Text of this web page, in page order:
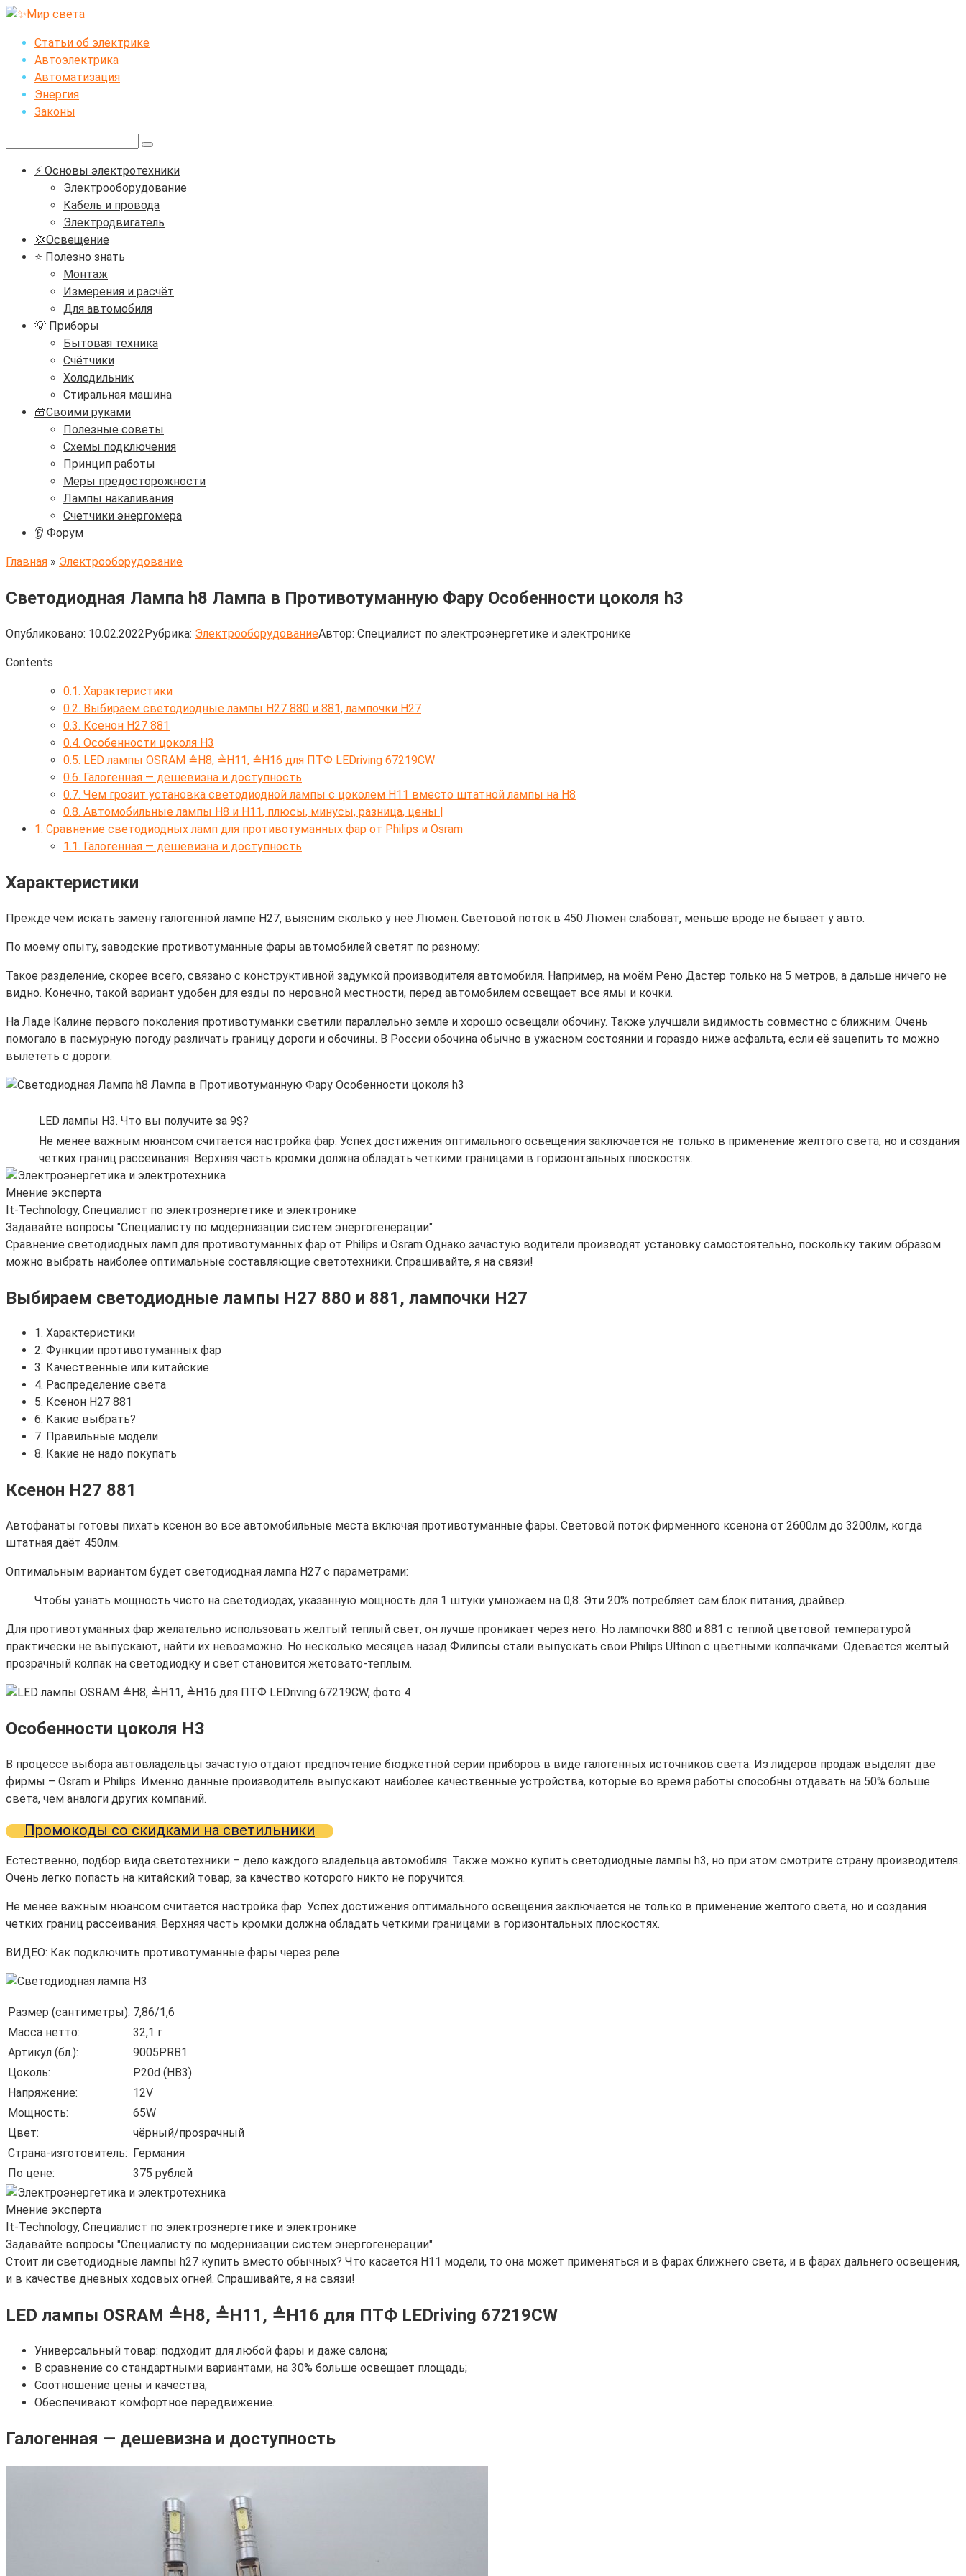
Перейти
контентуСтатьи об электрике
Автоэлектрика
Автоматизация
Энергия
Законы
⚡ Основы электротехники
Электрооборудование
Кабель и провода
Электродвигатель
💢Освещение
⭐ Полезно знать
Монтаж
Измерения и расчёт
Для автомобиля
💡 Приборы
Бытовая техника
Счётчики
Холодильник
Стиральная машина
🧰Своими руками
Полезные советы
Схемы подключения
Принцип работы
Меры предосторожности
Лампы накаливания
Счетчики энергомера
👂 Форум
Главная » Электрооборудование
Светодиодная Лампа h8 Лампа в Противотуманную Фару Особенности цоколя h3
Опубликовано: 10.02.2022Рубрика: ЭлектрооборудованиеАвтор: Cпециалист по электроэнергетике и электронике
Contents
0.1. Характеристики
0.2. Выбираем светодиодные лампы H27 880 и 881, лампочки Н27
0.3. Ксенон H27 881
0.4. Особенности цоколя H3
0.5. LED лампы OSRAM ≜H8, ≜H11, ≜H16 для ПТФ LEDriving 67219CW
0.6. Галогенная — дешевизна и доступность
0.7. Чем грозит установка светодиодной лампы с цоколем H11 вместо штатной лампы на H8
0.8. Автомобильные лампы Н8 и Н11, плюсы, минусы, разница, цены |
1. Сравнение светодиодных ламп для противотуманных фар от Philips и Osram
1.1. Галогенная — дешевизна и доступность
Характеристики
Прежде чем искать замену галогенной лампе H27, выясним сколько у неё Люмен. Световой поток в 450 Люмен слабоват, меньше вроде не бывает у авто.
По моему опыту, заводские противотуманные фары автомобилей светят по разному:
Такое разделение, скорее всего, связано с конструктивной задумкой производителя автомобиля. Например, на моём Рено Дастер только на 5 метров, а дальше ничего не
видно. Конечно, такой вариант удобен для езды по неровной местности, перед автомобилем освещает все ямы и кочки.
На Ладе Калине первого поколения противотуманки светили параллельно земле и хорошо освещали обочину. Также улучшали видимость совместно с ближним. Очень
помогало в пасмурную погоду различать границу дороги и обочины. В России обочина обычно в ужасном состоянии и гораздо ниже асфальта, если её зацепить то можно
вылететь с дороги.
LED лампы H3. Что вы получите за 9$?
Не менее важным нюансом считается настройка фар. Успех достижения оптимального освещения заключается не только в применение желтого света, но и создания
четких границ рассеивания. Верхняя часть кромки должна обладать четкими границами в горизонтальных плоскостях.
Мнение эксперта
It-Technology, Cпециалист по электроэнергетике и электронике
Задавайте вопросы "Специалисту по модернизации систем энергогенерации"
Сравнение светодиодных ламп для противотуманных фар от Philips и Osram Однако зачастую водители производят установку самостоятельно, поскольку таким образом
можно выбрать наиболее оптимальные составляющие светотехники. Спрашивайте, я на связи!
Выбираем светодиодные лампы H27 880 и 881, лампочки Н27
1. Характеристики
2. Функции противотуманных фар
3. Качественные или китайские
4. Распределение света
5. Ксенон H27 881
6. Какие выбрать?
7. Правильные модели
8. Какие не надо покупать
Ксенон H27 881
Автофанаты готовы пихать ксенон во все автомобильные места включая противотуманные фары. Световой поток фирменного ксенона от 2600лм до 3200лм, когда
штатная даёт 450лм.
Оптимальным вариантом будет светодиодная лампа Н27 с параметрами:
Чтобы узнать мощность чисто на светодиодах, указанную мощность для 1 штуки умножаем на 0,8. Эти 20% потребляет сам блок питания, драйвер.
Для противотуманных фар желательно использовать желтый теплый свет, он лучше проникает через него. Но лампочки 880 и 881 с теплой цветовой температурой
практически не выпускают, найти их невозможно. Но несколько месяцев назад Филипсы стали выпускать свои Philips Ultinon с цветными колпачками. Одевается желтый
прозрачный колпак на светодиодку и свет становится жетовато-теплым.
Особенности цоколя H3
В процессе выбора автовладельцы зачастую отдают предпочтение бюджетной серии приборов в виде галогенных источников света. Из лидеров продаж выделят две
фирмы – Osram и Philips. Именно данные производитель выпускают наиболее качественные устройства, которые во время работы способны отдавать на 50% больше
света, чем аналоги других компаний.
Промокоды со скидками на светильники
Естественно, подбор вида светотехники – дело каждого владельца автомобиля. Также можно купить светодиодные лампы h3, но при этом смотрите страну производителя.
Очень легко попасть на китайский товар, за качество которого никто не поручится.
Не менее важным нюансом считается настройка фар. Успех достижения оптимального освещения заключается не только в применение желтого света, но и создания
четких границ рассеивания. Верхняя часть кромки должна обладать четкими границами в горизонтальных плоскостях.
ВИДЕО: Как подключить противотуманные фары через реле
Размер (сантиметры): 7,86/1,6
Масса нетто:
32,1 г
Артикул (бл.):
9005PRB1
Цоколь:
P20d (НВ3)
Напряжение:
12V
Мощность:
65W
Цвет:
чёрный/прозрачный
Страна-изготовитель: Германия
По цене:
375 рублей
Мнение эксперта
It-Technology, Cпециалист по электроэнергетике и электронике
Задавайте вопросы "Специалисту по модернизации систем энергогенерации"
Стоит ли светодиодные лампы h27 купить вместо обычных? Что касается Н11 модели, то она может применяться и в фарах ближнего света, и в фарах дальнего освещения,
и в качестве дневных ходовых огней. Спрашивайте, я на связи!
LED лампы OSRAM ≜H8, ≜H11, ≜H16 для ПТФ LEDriving 67219CW
Универсальный товар: подходит для любой фары и даже салона;
В сравнение со стандартными вариантами, на 30% больше освещает площадь;
Соотношение цены и качества;
Обеспечивают комфортное передвижение.
Галогенная — дешевизна и доступность